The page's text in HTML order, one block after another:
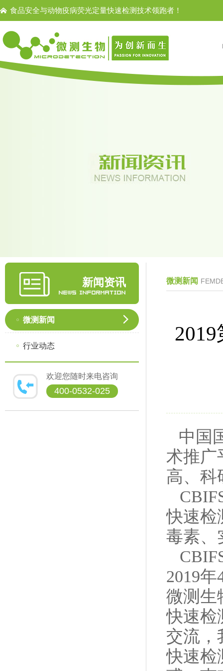
食品安全与动物疫病荧光定量快速检测技术领跑者！
新闻资讯
微测新闻
行业动态
欢迎您随时来电咨询
400-0532-025
微测新闻
中国
术推广
高、科
快速检
毒素、
2019
微测生
快速检
交流，
快速检